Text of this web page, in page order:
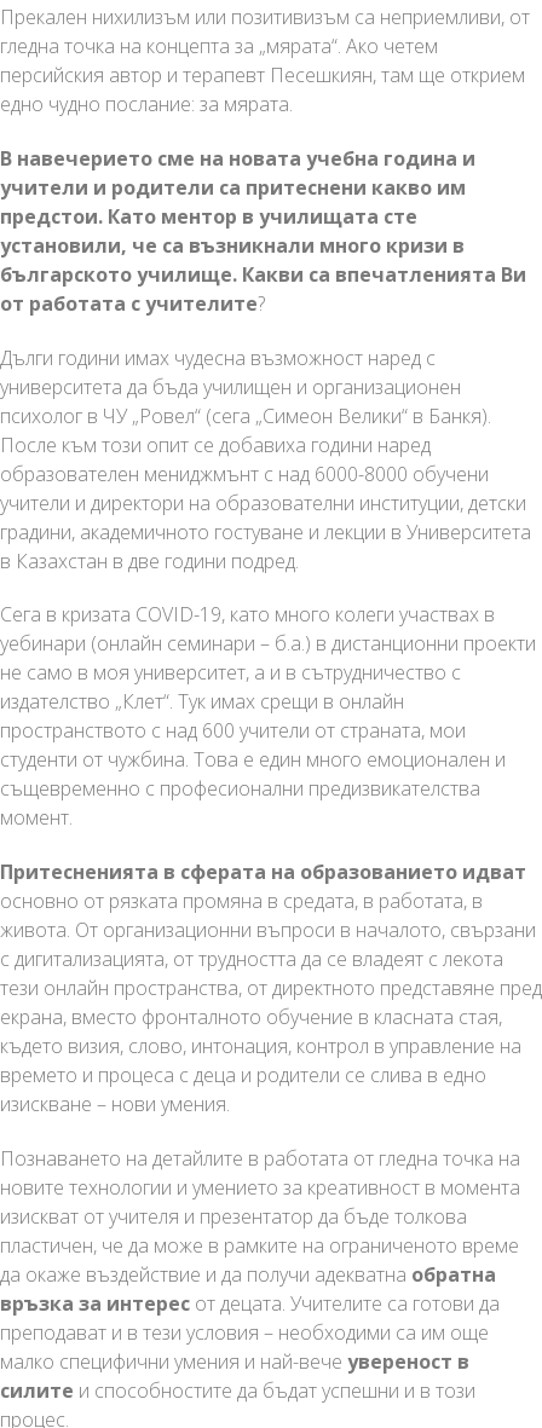
Прекален нихилизъм или позитивизъм са неприемливи, от
гледна точка на концепта за „мярата“. Ако четем
персийския автор и терапевт Песешкиян, там ще открием
едно чудно послание: за мярата.
В навечерието сме на новата учебна година и
учители и родители са притеснени какво им
предстои. Като ментор в училищата сте
установили, че са възникнали много кризи в
българското училище. Какви са впечатленията Ви
от работата с учителите?
Дълги години имах чудесна възможност наред с
университета да бъда училищен и организационен
психолог в ЧУ „Ровел“ (сега „Симеон Велики“ в Банкя).
После към този опит се добавиха години наред
образователен мениджмънт с над 6000-8000 обучени
учители и директори на образователни институции, детски
градини, академичното гостуване и лекции в Университета
в Казахстан в две години подред.
Сега в кризата COVID-19, като много колеги участвах в
уебинари (онлайн семинари – б.а.) в дистанционни проекти
не само в моя университет, а и в сътрудничество с
издателство „Клет“. Тук имах срещи в онлайн
пространството с над 600 учители от страната, мои
студенти от чужбина. Това е един много емоционален и
същевременно с професионални предизвикателства
момент.
Притесненията в сферата на образованието идват
основно от рязката промяна в средата, в работата, в
живота. От организационни въпроси в началото, свързани
с дигитализацията, от трудността да се владеят с лекота
тези онлайн пространства, от директното представяне пред
екрана, вместо фронталното обучение в класната стая,
където визия, слово, интонация, контрол в управление на
времето и процеса с деца и родители се слива в едно
изискване – нови умения.
Познаването на детайлите в работата от гледна точка на
новите технологии и умението за креативност в момента
изискват от учителя и презентатор да бъде толкова
пластичен, че да може в рамките на ограниченото време
да окаже въздействие и да получи адекватна обратна
връзка за интерес от децата. Учителите са готови да
преподават и в тези условия – необходими са им още
малко специфични умения и най-вече увереност в
силите и способностите да бъдат успешни и в този
процес.